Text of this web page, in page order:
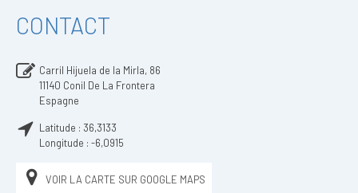
CONTACT
Carril Hijuela de la Mirla, 86
11140 Conil De La Frontera
Espagne
Latitude : 36,3133
Longitude : -6,0915
VOIR LA CARTE SUR GOOGLE MAPS